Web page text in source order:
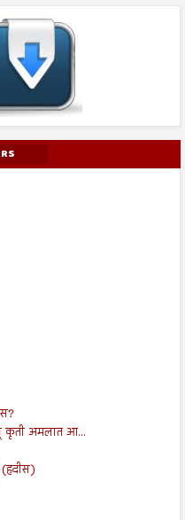
कृती अमलात आ...